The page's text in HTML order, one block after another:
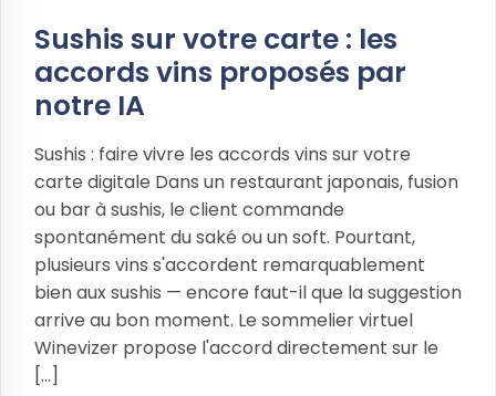
Sushis sur votre carte : les
accords vins proposés par
notre IA
Sushis : faire vivre les accords vins sur votre
carte digitale Dans un restaurant japonais, fusion
ou bar à sushis, le client commande
spontanément du saké ou un soft. Pourtant,
plusieurs vins s'accordent remarquablement
bien aux sushis — encore faut-il que la suggestion
arrive au bon moment. Le sommelier virtuel
Winevizer propose l'accord directement sur le
[...]